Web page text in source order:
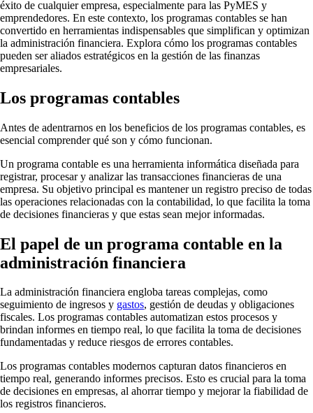
éxito de cualquier empresa, especialmente para las PyMES y
emprendedores. En este contexto, los programas contables se han
convertido en herramientas indispensables que simplifican y optimizan
la administración financiera. Explora cómo los programas contables
pueden ser aliados estratégicos en la gestión de las finanzas
empresariales.
Los programas contables
Antes de adentrarnos en los beneficios de los programas contables, es
esencial comprender qué son y cómo funcionan.
Un programa contable es una herramienta informática diseñada para
registrar, procesar y analizar las transacciones financieras de una
empresa. Su objetivo principal es mantener un registro preciso de todas
las operaciones relacionadas con la contabilidad, lo que facilita la toma
de decisiones financieras y que estas sean mejor informadas.
El papel de un programa contable en la
administración financiera
La administración financiera engloba tareas complejas, como
seguimiento de ingresos y gastos, gestión de deudas y obligaciones
fiscales. Los programas contables automatizan estos procesos y
brindan informes en tiempo real, lo que facilita la toma de decisiones
fundamentadas y reduce riesgos de errores contables.
Los programas contables modernos capturan datos financieros en
tiempo real, generando informes precisos. Esto es crucial para la toma
de decisiones en empresas, al ahorrar tiempo y mejorar la fiabilidad de
los registros financieros.